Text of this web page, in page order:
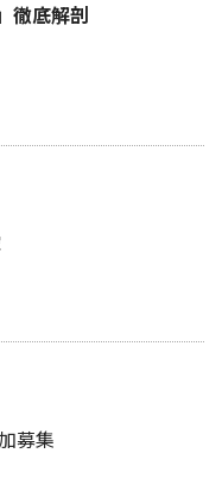
徹底解剖
募集